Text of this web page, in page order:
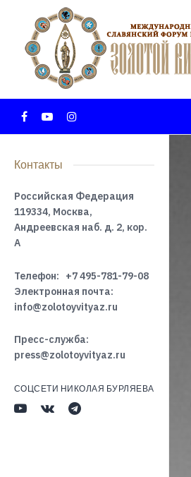
Контакты
Российская Федерация
119334, Москва,
Андреевская наб. д. 2, кор.
А
Телефон: +7 495-781-79-08
Электронная почта:
info@zolotoyvityaz.ru
Пресс-служба:
press@zolotoyvityaz.ru
СОЦСЕТИ НИКОЛАЯ БУРЛЯЕВА